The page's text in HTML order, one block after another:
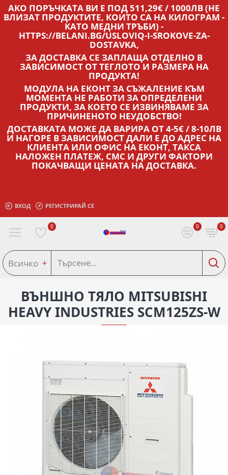
АКО ПОРЪЧКАТА ВИ Е ПОД 511,29€ / 1000ЛВ (НЕ
ВЛИЗАТ ПРОДУКТИТЕ, КОИТО СА НА КИЛОГРАМ -
КАТО МЕДНИ ТРЪБИ) -
HTTPS://BELANI.BG/USLOVIQ-I-SROKOVE-ZA-
DOSTAVKA,
ЗА ДОСТАВКА СЕ ЗАПЛАЩА ОТДЕЛНО В
ЗАВИСИМОСТ ОТ ТЕГЛОТО И РАЗМЕРА НА
ПРОДУКТА!
МОДУЛА НА ЕКОНТ ЗА СЪЖАЛЕНИЕ КЪМ
МОМЕНТА НЕ РАБОТИ ЗА ОПРЕДЕЛЕНИ
ПРОДУКТИ, ЗА КОЕТО СЕ ИЗВИНЯВАМЕ ЗА
ПРИЧИНЕНОТО НЕУДОБСТВО!
ДОСТАВКАТА МОЖЕ ДА ВАРИРА ОТ 4-5€ / 8-10ЛВ
И НАГОРЕ В ЗАВИСИМОСТ ДАЛИ Е ДО АДРЕС НА
КЛИЕНТА ИЛИ ОФИС НА ЕКОНТ, ТАКСА
НАЛОЖЕН ПЛАТЕЖ, СМС И ДРУГИ ФАКТОРИ
ПОКАЧВАЩИ ЦЕНАТА НА ДОСТАВКА.
ВХОД РЕГИСТРИРАЙ СЕ
0 0 0
Всичко
ВЪНШНО ТЯЛО MITSUBISHI
HEAVY INDUSTRIES SCM125ZS-W